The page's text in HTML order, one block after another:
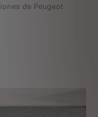
de Peugeot